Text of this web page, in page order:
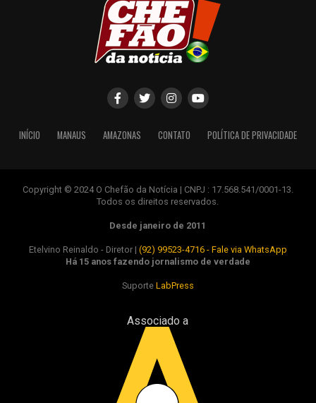
INÍCIO MANAUS AMAZONAS CONTATO POLÍTICA DE PRIVACIDADE
Copyright © 2024 O Chefão da Notícia | CNPJ : 17.568.541/0001-13.
Todos os direitos reservados.
Desde janeiro de 2011
Etelvino Reinaldo - Diretor | (92) 99523-4716 - Fale via WhatsApp
Há 15 anos fazendo jornalismo de verdade
Suporte LabPress
Associado a